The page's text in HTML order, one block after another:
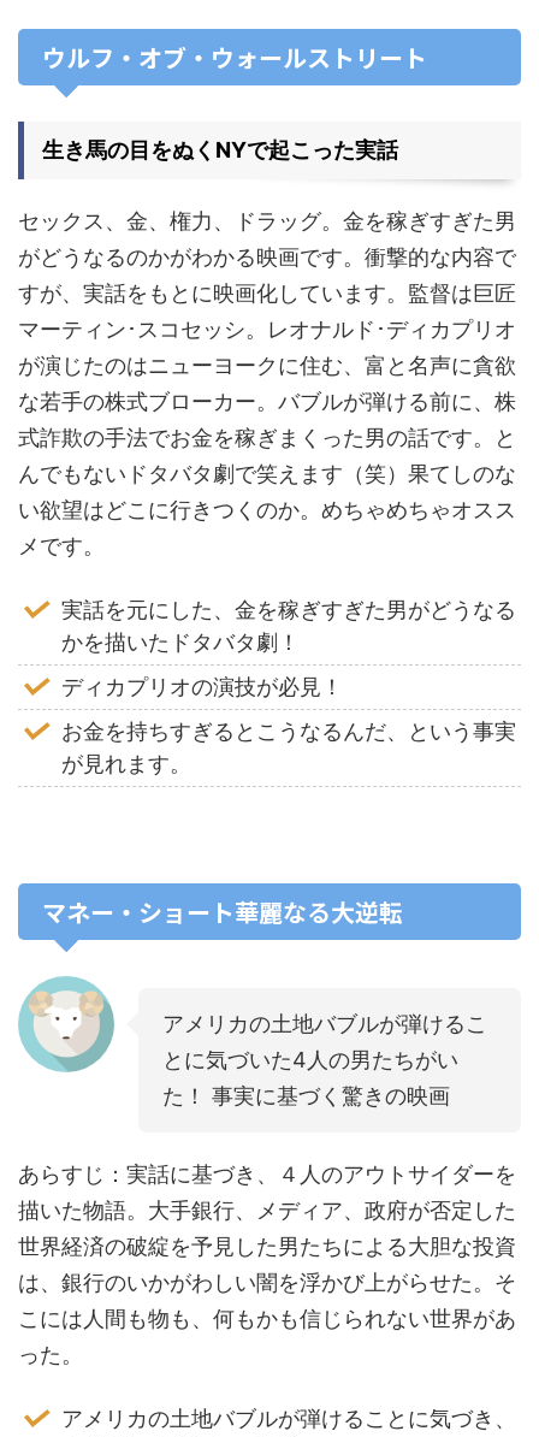
ウルフ・オブ・ウォールストリート
生き馬の目をぬくNYで起こった実話
セックス、金、権力、ドラッグ。金を稼ぎすぎた男
がどうなるのかがわかる映画です。衝撃的な内容で
すが、実話をもとに映画化しています。監督は巨匠
マーティン･スコセッシ。レオナルド･ディカプリオ
が演じたのはニューヨークに住む、富と名声に貪欲
な若手の株式ブローカー。バブルが弾ける前に、株
式詐欺の手法でお金を稼ぎまくった男の話です。と
んでもないドタバタ劇で笑えます（笑）果てしのな
い欲望はどこに行きつくのか。めちゃめちゃオスス
メです。
実話を元にした、金を稼ぎすぎた男がどうなる
かを描いたドタバタ劇！
ディカプリオの演技が必見！
お金を持ちすぎるとこうなるんだ、という事実
が見れます。
マネー・ショート華麗なる大逆転
アメリカの土地バブルが弾けるこ
とに気づいた4人の男たちがい
た！ 事実に基づく驚きの映画
あらすじ：実話に基づき、４人のアウトサイダーを
描いた物語。大手銀行、メディア、政府が否定した
世界経済の破綻を予見した男たちによる大胆な投資
は、銀行のいかがわしい闇を浮かび上がらせた。そ
こには人間も物も、何もかも信じられない世界があ
った。
アメリカの土地バブルが弾けることに気づき、